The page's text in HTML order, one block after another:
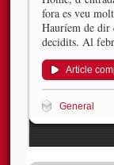
fora es veu
Hauríem de dir
decidits. Al
Article
General